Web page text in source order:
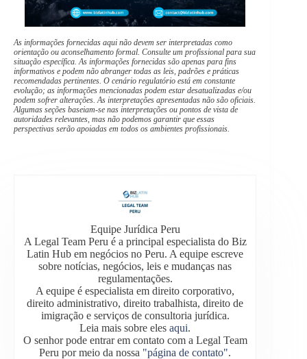
As informações fornecidas aqui não devem ser interpretadas como
orientação ou aconselhamento formal. Consulte um profissional para sua
situação específica. As informações fornecidas são apenas para fins
informativos e podem não abranger todas as leis, padrões e práticas
recomendadas pertinentes. O cenário regulatório está em constante
evolução; as informações mencionadas podem estar desatualizadas e/ou
podem sofrer alterações. As interpretações apresentadas não são oficiais.
Algumas seções baseiam-se nas interpretações ou pontos de vista de
autoridades relevantes, mas não podemos garantir que essas
perspectivas serão apoiadas em todos os ambientes profissionais.
Equipe Jurídica Peru
A Legal Team Peru é a principal especialista do Biz
Latin Hub em negócios no Peru. A equipe escreve
sobre notícias, negócios, leis e mudanças nas
regulamentações.
A equipe é especialista em direito corporativo,
direito administrativo, direito trabalhista, direito de
imigração e serviços de consultoria jurídica.
Leia mais sobre elesaqui.
O senhor pode entrar em contato com a Legal Team
Peru por meio da nossa "página de contato".